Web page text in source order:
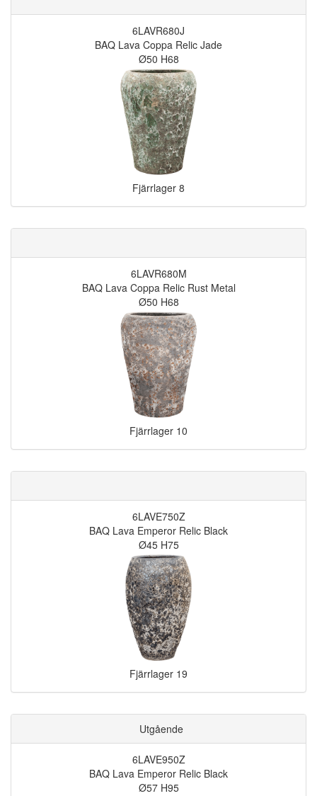
6LAVR680J
BAQ Lava Coppa Relic Jade
Ø50 H68
Fjärrlager 8
6LAVR680M
BAQ Lava Coppa Relic Rust Metal
Ø50 H68
Fjärrlager 10
6LAVE750Z
BAQ Lava Emperor Relic Black
Ø45 H75
Fjärrlager 19
Utgående
6LAVE950Z
BAQ Lava Emperor Relic Black
Ø57 H95